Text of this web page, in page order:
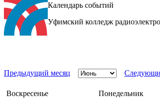
Календарь событий
Уфимский колледж
Предыдущий месяц
Воскресенье Понедельник